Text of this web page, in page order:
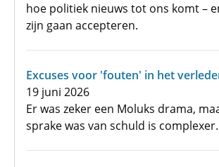
hoe politiek nieuws tot ons komt –
zijn gaan accepteren.
Excuses voor 'fouten' in het
19 juni 2026
Er was zeker een Moluks drama,
sprake was van schuld is complexer.